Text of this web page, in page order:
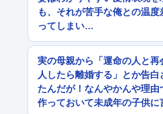
も、それが苦手な俺との温
ってしまい…
実の母親から「運命の人と再
人したら離婚する」とか告
たんだが！なんやかんや理由
作っておいて未成年の子供に